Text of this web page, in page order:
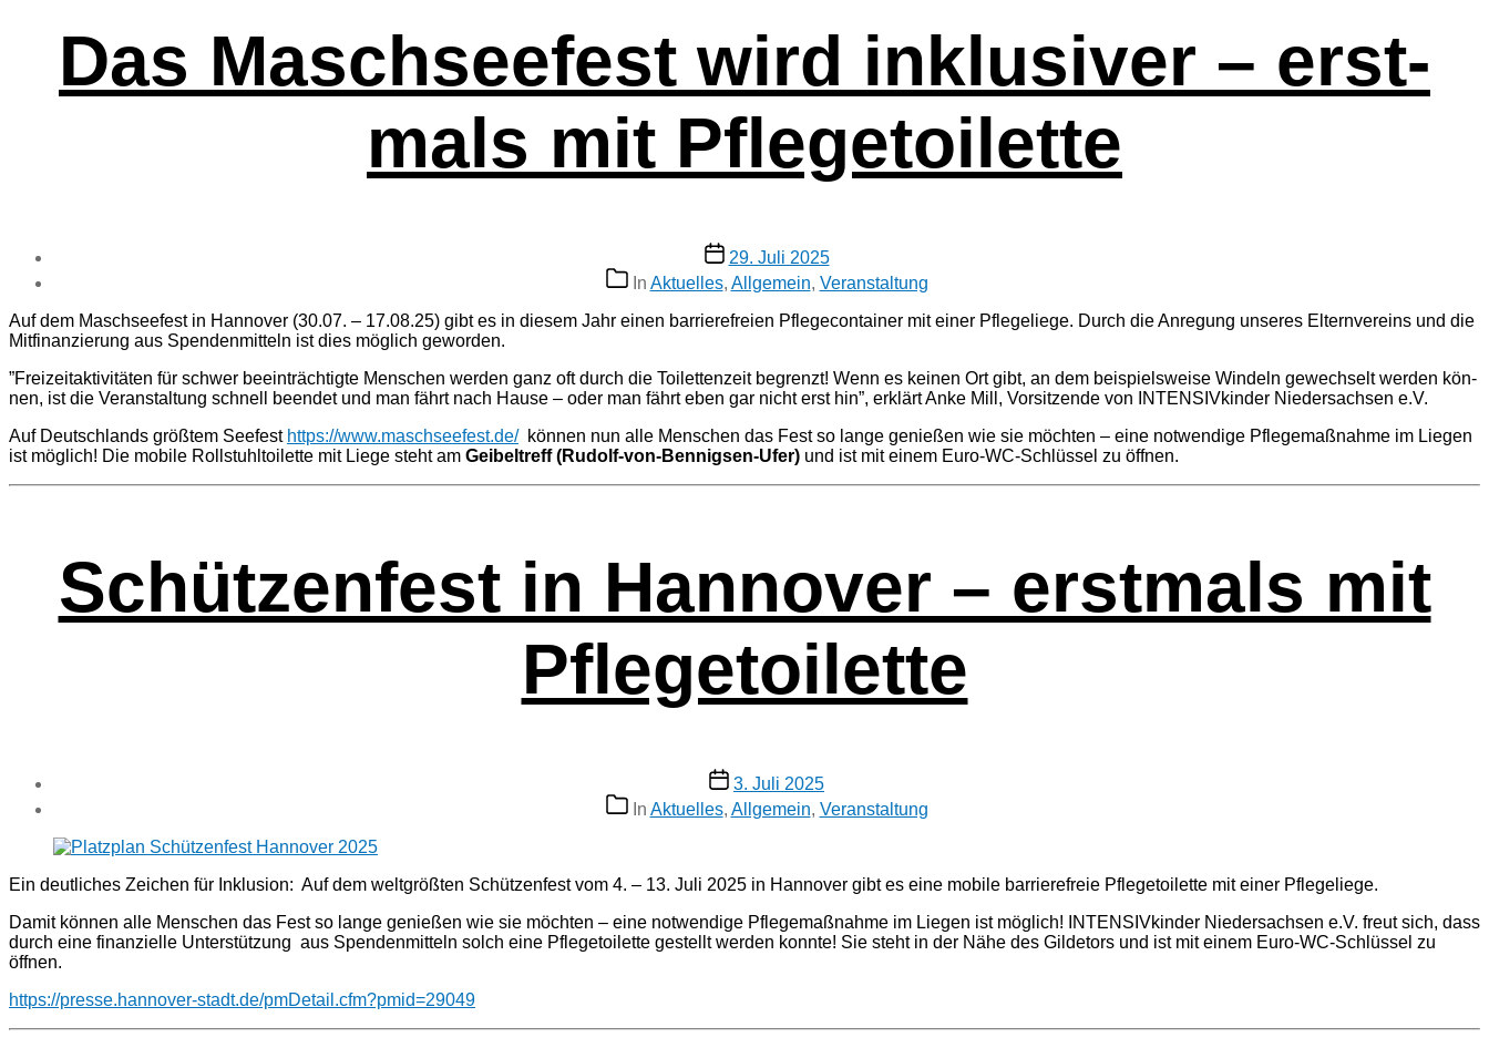
Das Maschsee­fest wird inklu­si­ver – erst­
mals mit Pflegetoilette
Veröffentlichungsdatum
29. Juli 2025
Kategorien
In Aktuelles, Allgemein, Veranstaltung
Auf dem Maschsee­fest in Hannover (30.07. – 17.08.25) gibt es in die­sem Jahr einen bar­rie­re­frei­en Pfle­ge­con­tai­ner mit einer Pfle­ge­lie­ge. Durch die Anre­gung unse­res Eltern­ver­eins und die
Mit­fi­nan­zie­rung aus Spen­den­mit­teln ist dies mög­lich geworden.
”Frei­zeit­ak­ti­vi­tä­ten für schwer beein­träch­tig­te Men­schen wer­den ganz oft durch die Toi­let­ten­zeit begrenzt! Wenn es kei­nen Ort gibt, an dem bei­spiels­wei­se Win­deln gewech­selt wer­den kön­
nen, ist die Ver­an­stal­tung schnell been­det und man fährt nach Hau­se – oder man fährt eben gar nicht erst hin”, erklärt Anke Mill, Vor­sit­zen­de von INTEN­SIV­kin­der Nieder­sachsen e.V.
Auf Deutsch­lands größ­tem See­fest https://www.maschseefest.de/ kön­nen nun alle Men­schen das Fest so lan­ge genie­ßen wie sie möch­ten – eine not­wen­di­ge Pfle­ge­maß­nah­me im Lie­gen
ist mög­lich! Die mobi­le Roll­stuhl­toi­let­te mit Lie­ge steht am Gei­bel­treff (Rudolf-von-Ben­nigsen-Ufer) und ist mit einem Euro-WC-Schlüs­sel zu öffnen.
Schüt­zen­fest in Hannover – erst­mals mit
Pflegetoilette
Veröffentlichungsdatum
3. Juli 2025
Kategorien
In Aktuelles, Allgemein, Veranstaltung
Ein deut­li­ches Zei­chen für Inklu­si­on: Auf dem welt­größ­ten Schüt­zen­fest vom 4. – 13. Juli 2025 in Hannover gibt es eine mobi­le bar­rie­re­freie Pfle­ge­toi­let­te mit einer Pflegeliege.
Damit kön­nen alle Men­schen das Fest so lan­ge genie­ßen wie sie möch­ten – eine not­wen­di­ge Pfle­ge­maß­nah­me im Lie­gen ist mög­lich! INTEN­SIV­kin­der Nieder­sachsen e.V. freut sich, dass
durch eine finan­zi­el­le Unter­stüt­zung aus Spen­den­mit­teln solch eine Pfle­ge­toi­let­te gestellt wer­den konn­te! Sie steht in der Nähe des Gil­de­tors und ist mit einem Euro-WC-Schlüs­sel zu
öffnen.
https://presse.hannover-stadt.de/pmDetail.cfm?pmid=29049